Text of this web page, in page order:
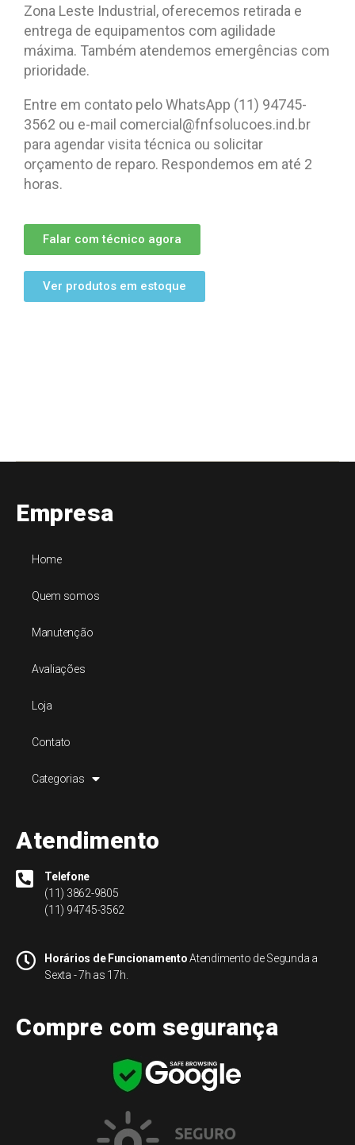
Zona Leste Industrial, oferecemos retirada e
entrega de equipamentos com agilidade
máxima. Também atendemos emergências com
prioridade.
Entre em contato pelo WhatsApp (11) 94745-
3562 ou e-mail comercial@fnfsolucoes.ind.br
para agendar visita técnica ou solicitar
orçamento de reparo. Respondemos em até 2
horas.
Falar com técnico agora
Ver produtos em estoque
Empresa
Home
Quem somos
Manutenção
Avaliações
Loja
Contato
Categorias
Atendimento
Telefone
(11) 3862-9805
(11) 94745-3562
Horários de FuncionamentoAtendimento de Segunda a
Sexta - 7h as 17h.
Compre com segurança